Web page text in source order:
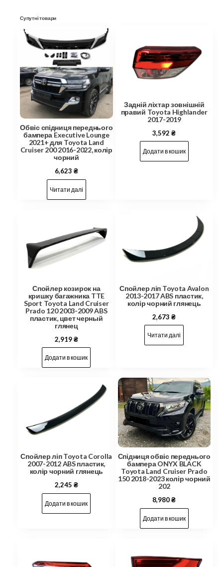
Супутні товари
Обвіс спідниця переднього
бампера Executive Lounge
2021+ для Toyota Land
Cruiser 200 2016-2022, колір
чорний
6,623 ₴
Читати далі
Задній ліхтар зовнішній
правий Toyota Highlander
2017-2019
3,592₴
Додати в кошик
Спойлер козирок на
кришку багажника TTE
Sport Toyota Land Cruiser
Prado 120 2003-2009 ABS
пластик, цвет черный
глянец
2,919₴
Додати в кошик
Спойлер ліп Toyota Avalon
2013-2017 ABS пластик,
колір чорний глянець
2,673₴
Читати далі
Спойлер ліп Toyota Corolla
2007-2012 ABS пластик,
колір чорний глянець
2,245 ₴
Додати в кошик
Спідниця обвіс переднього
бампера ONYX BLACK
Toyota Land Cruiser Prado
150 2018-2023 колір чорний
202
8,980₴
Додати в кошик